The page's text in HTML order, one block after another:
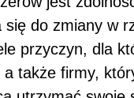
się do zmiany w
przyczyn, dla
a także firmy,